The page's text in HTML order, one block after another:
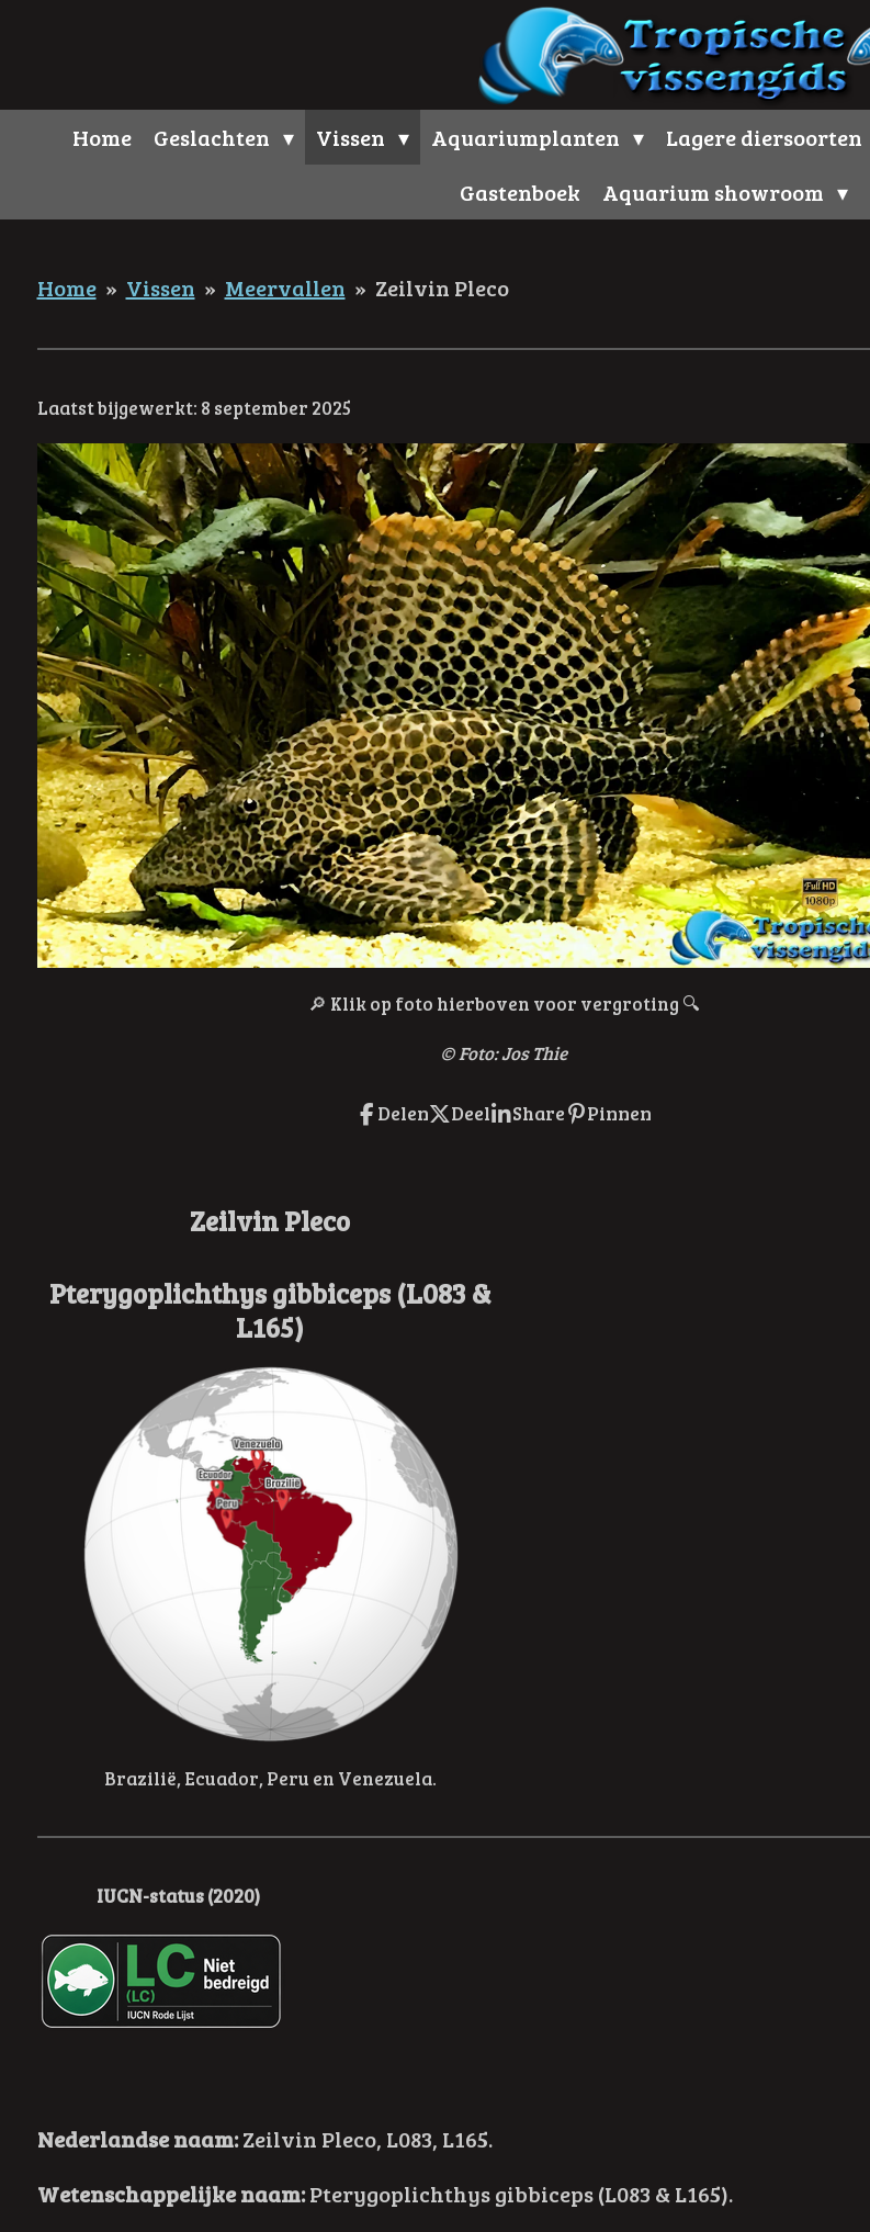
Home Geslachten Vissen Aquariumplanten Lagere diersoorten
Gastenboek
Aquarium showroom
Home » Vissen » Meervallen » Zeilvin Pleco
Laatst bijgewerkt: 8 september 2025
🔎 Klik op foto hierboven voor vergroting 🔍
© Foto: Jos Thie
Delen Deel Share Pinnen
Zeilvin Pleco
Pterygoplichthys gibbiceps (L083 &
L165)
Brazilië, Ecuador, Peru en Venezuela.
IUCN-status (2020)
Nederlandse naam:Zeilvin Pleco, L083, L165.
Wetenschappelijke naam:Pterygoplichthys gibbiceps (L083 & L165).